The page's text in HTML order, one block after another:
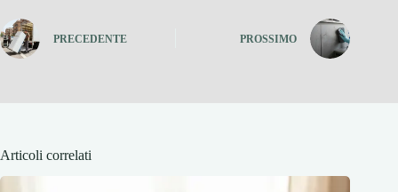
PRECEDENTE PROSSIMO
Articoli correlati